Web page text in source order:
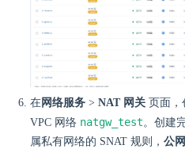
在网络服务 > NAT 网关 页面，
VPC 网络 natgw_test。创建
属私有网络的 SNAT 规则， 公